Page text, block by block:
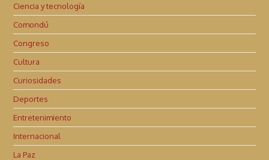
Ciencia y tecnología
Comondú
Congreso
Cultura
Curiosidades
Deportes
Entretenimiento
Internacional
La Paz